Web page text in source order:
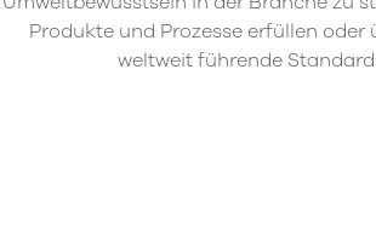
Produkte und Prozesse erfüllen oder
weltweit führende